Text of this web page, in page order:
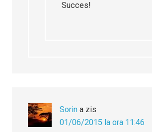
Succes!
Sorin a zis
01/06/2015 la ora 11:46